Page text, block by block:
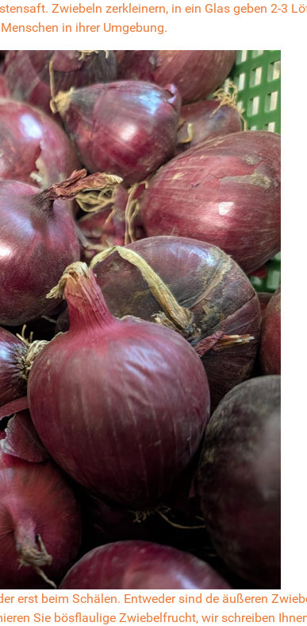
Zwiebeln zerkleinern, in ein Glas geben 2-3
in ihrer Umgebung.
erst beim Schälen. Entweder sind de äußeren
Sie bösflaulige Zwiebelfrucht, wir schreiben